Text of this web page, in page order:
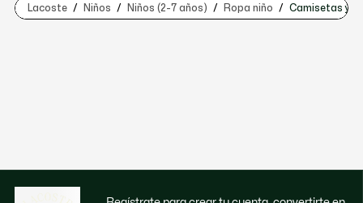
Lacoste Niños Niños (2-7 años) Ropa niño Camisetas y